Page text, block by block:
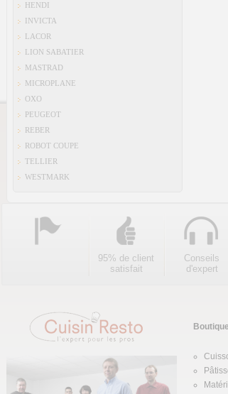
HENDI
INVICTA
LACOR
LION SABATIER
MASTRAD
MICROPLANE
OXO
PEUGEOT
REBER
ROBOT COUPE
TELLIER
WESTMARK
95% de client
satisfait
Conseils
d'expert